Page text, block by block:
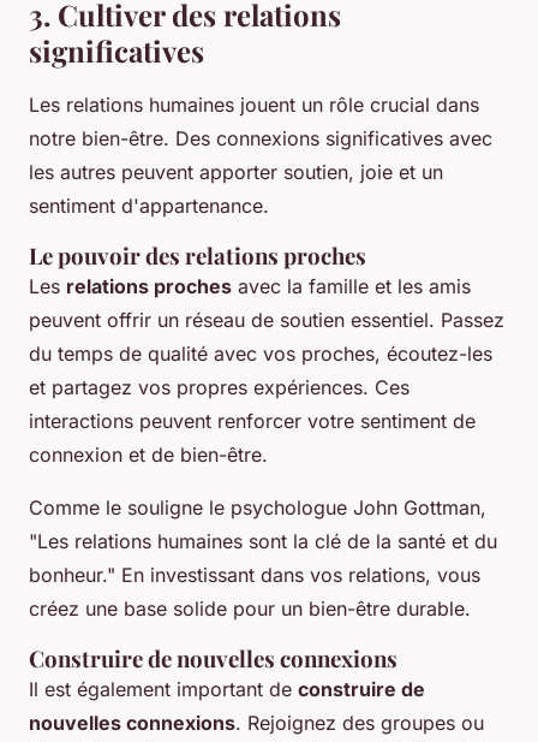
3. Cultiver des relations
significatives
Les relations humaines jouent un rôle crucial dans
notre bien-être. Des connexions significatives avec
les autres peuvent apporter soutien, joie et un
sentiment d'appartenance.
Le pouvoir des relations proches
Les relations proches avec la famille et les amis
peuvent offrir un réseau de soutien essentiel. Passez
du temps de qualité avec vos proches, écoutez-les
et partagez vos propres expériences. Ces
interactions peuvent renforcer votre sentiment de
connexion et de bien-être.
Comme le souligne le psychologue John Gottman,
"Les relations humaines sont la clé de la santé et du
bonheur." En investissant dans vos relations, vous
créez une base solide pour un bien-être durable.
Construire de nouvelles connexions
Il est également important de construire de
nouvelles connexions. Rejoignez des groupes ou